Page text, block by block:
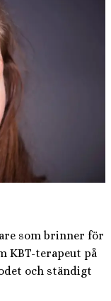
som brinner för
KBT-terapeut på
och ständigt